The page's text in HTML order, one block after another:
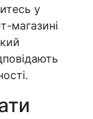
у
магазині